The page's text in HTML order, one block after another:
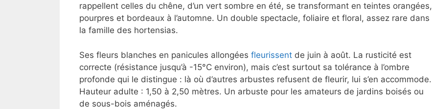
rappellent celles du chêne, d’un vert sombre en été, se transformant en teintes orangées,
pourpres et bordeaux à l’automne. Un double spectacle, foliaire et floral, assez rare dans
la famille des hortensias.
Ses fleurs blanches en panicules allongées fleurissent de juin à août. La rusticité est
correcte (résistance jusqu’à -15°C environ), mais c’est surtout sa tolérance à l’ombre
profonde qui le distingue : là où d’autres arbustes refusent de fleurir, lui s’en accommode.
Hauteur adulte : 1,50 à 2,50 mètres. Un arbuste pour les amateurs de jardins boisés ou
de sous-bois aménagés.